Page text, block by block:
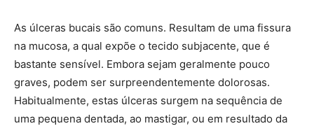
As úlceras bucais são comuns. Resultam de uma fissura
na mucosa, a qual expõe o tecido subjacente, que é
bastante sensível. Embora sejam geralmente pouco
graves, podem ser surpreendentemente dolorosas.
Habitualmente, estas úlceras surgem na sequência de
uma pequena dentada, ao mastigar, ou em resultado da